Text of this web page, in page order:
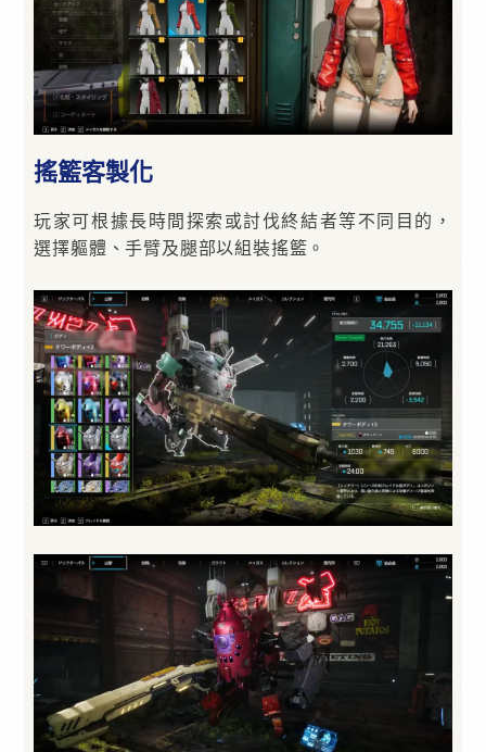
搖籃客製化
玩家可根據長時間探索或討伐終結者等不同目的，
選擇軀體、手臂及腿部以組裝搖籃。